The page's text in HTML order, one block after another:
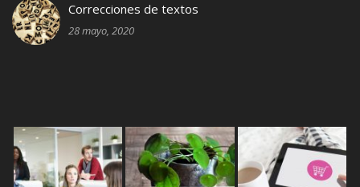
Correcciones de textos
28 mayo, 2020